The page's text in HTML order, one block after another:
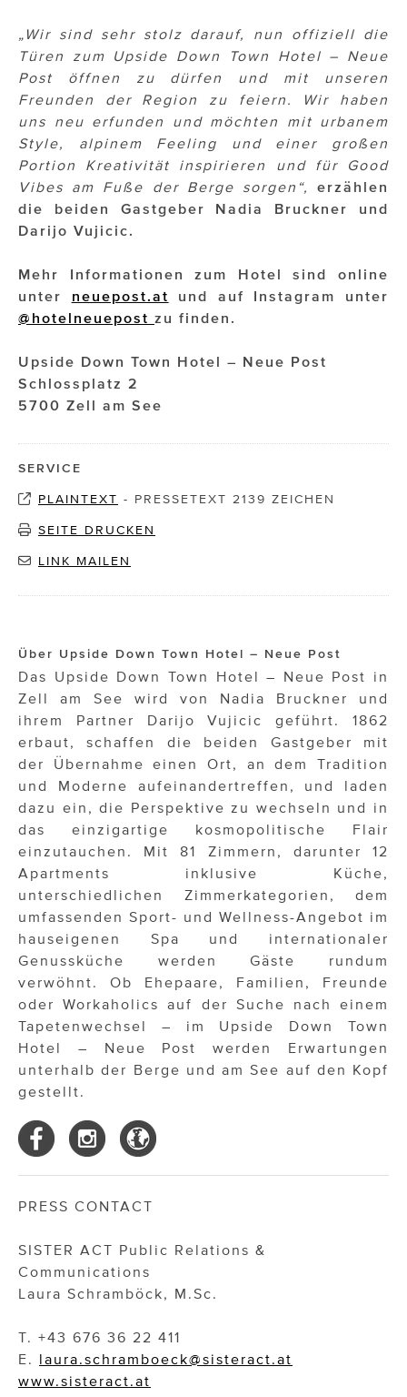
„Wir sind sehr stolz darauf, nun offiziell die
Türen zum Upside Down Town Hotel – Neue
Post öffnen zu dürfen und mit unseren
Freunden der Region zu feiern. Wir haben
uns neu erfunden und möchten mit urbanem
Style, alpinem Feeling und einer großen
Portion Kreativität inspirieren und für Good
Vibes am Fuße der Berge sorgen“,
erzählen
die beiden Gastgeber Nadia Bruckner und
Darijo Vujicic.
Mehr Informationen zum Hotel sind online
unter neuepost.at und auf Instagram unter
@hotelneuepost zu finden.
Upside Down Town Hotel – Neue Post
Schlossplatz 2
5700 Zell am See
SERVICE
PLAINTEXT - PRESSETEXT 2139 ZEICHEN
SEITE DRUCKEN
LINK MAILEN
Über Upside Down Town Hotel – Neue Post
Das Upside Down Town Hotel – Neue Post in
Zell am See wird von Nadia Bruckner und
ihrem Partner Darijo Vujicic geführt. 1862
erbaut, schaffen die beiden Gastgeber mit
der Übernahme einen Ort, an dem Tradition
und Moderne aufeinandertreffen, und laden
dazu ein, die Perspektive zu wechseln und in
das einzigartige kosmopolitische Flair
einzutauchen. Mit 81 Zimmern, darunter 12
Apartments inklusive Küche,
unterschiedlichen Zimmerkategorien, dem
umfassenden Sport- und Wellness-Angebot im
hauseigenen Spa und internationaler
Genussküche werden Gäste rundum
verwöhnt. Ob Ehepaare, Familien, Freunde
oder Workaholics auf der Suche nach einem
Tapetenwechsel – im Upside Down Town
Hotel – Neue Post werden Erwartungen
unterhalb der Berge und am See auf den Kopf
gestellt.
PRESS CONTACT
SISTER ACT Public Relations &
Communications
Laura Schramböck, M.Sc.
T. +43 676 36 22 411
E. laura.schramboeck@sisteract.at
www.sisteract.at